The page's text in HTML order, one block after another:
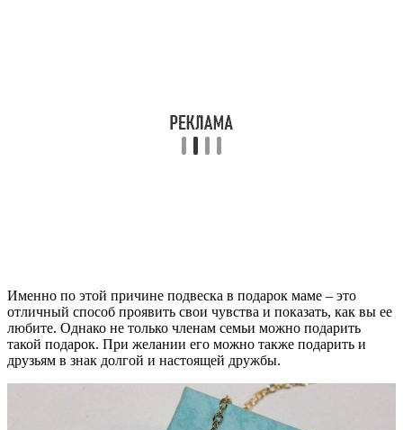
Именно по этой причине подвеска в подарок маме – это
отличный способ проявить свои чувства и показать, как вы ее
любите. Однако не только членам семьи можно подарить
такой подарок. При желании его можно также подарить и
друзьям в знак долгой и настоящей дружбы.